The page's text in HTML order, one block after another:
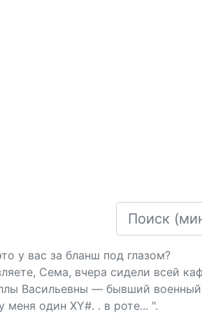
у вас за бланш под глазом?
Сема, вчера сидели всей
Васильевны — бывший военный
меня один XY#. . в роте... ".